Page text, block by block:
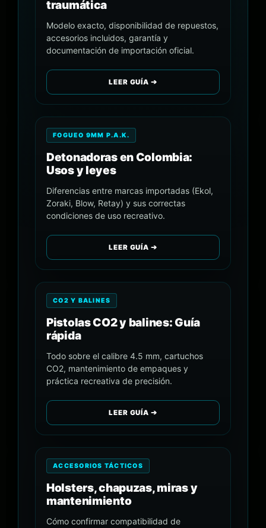
traumática
Modelo exacto, disponibilidad de repuestos,
accesorios incluidos, garantía y
documentación de importación oficial.
LEER GUÍA ➔
FOGUEO 9MM P.A.K.
Detonadoras en Colombia:
Usos y leyes
Diferencias entre marcas importadas (Ekol,
Zoraki, Blow, Retay) y sus correctas
condiciones de uso recreativo.
LEER GUÍA ➔
CO2 Y BALINES
Pistolas CO2 y balines: Guía
rápida
Todo sobre el calibre 4.5 mm, cartuchos
CO2, mantenimiento de empaques y
práctica recreativa de precisión.
LEER GUÍA ➔
ACCESORIOS TÁCTICOS
Holsters, chapuzas, miras y
mantenimiento
Cómo confirmar compatibilidad de